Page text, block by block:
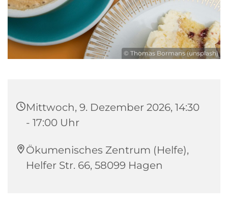
© Thomas Bormans (unsplash)
Mittwoch, 9. Dezember 2026, 14:30
- 17:00 Uhr
Ökumenisches Zentrum (Helfe),
Helfer Str. 66, 58099 Hagen